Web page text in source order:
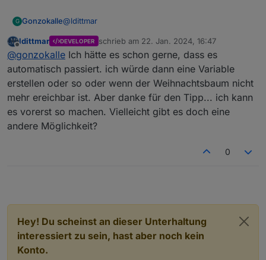
G Gonzokalle@ldittmar
Einfach einen Haken bei Hide?
ldittmar DEVELOPER schrieb am 22. Jan. 2024, 16:47
zuletzt editiert von
@gonzokalle Ich hätte es schon gerne, dass es
automatisch passiert. ich würde dann eine Variable
erstellen oder so oder wenn der Weihnachtsbaum nicht
mehr ereichbar ist. Aber danke für den Tipp... ich kann
es vorerst so machen. Vielleicht gibt es doch eine
andere Möglichkeit?
0
Hey! Du scheinst an dieser Unterhaltung
interessiert zu sein, hast aber noch kein
Konto.